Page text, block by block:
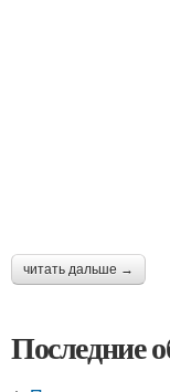
читать дальше →
Последние